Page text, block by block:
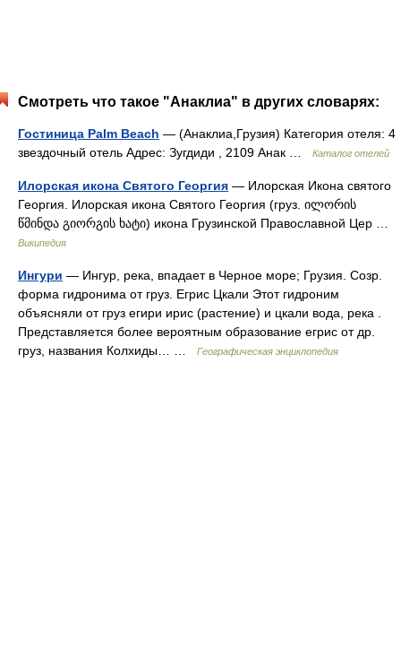
Смотреть что такое "Анаклиа" в других словарях:
Гостиница Palm Beach — (Анаклиа,Грузия) Категория отеля: 4
звездочный отель Адрес: Зугдиди , 2109 Анак …
Каталог отелей
Илорская икона Святого Георгия — Илорская Икона святого
Георгия. Илорская икона Святого Георгия (груз. ილორის
წმინდა გიორგის ხატი) икона Грузинской Православной Цер …
Википедия
Ингури — Ингур, река, впадает в Черное море; Грузия. Созр.
форма гидронима от груз. Егрис Цкали Этот гидроним
объясняли от груз егири ирис (растение) и цкали вода, река .
Представляется более вероятным образование егрис от др.
груз, названия Колхиды… …
Географическая энциклопедия